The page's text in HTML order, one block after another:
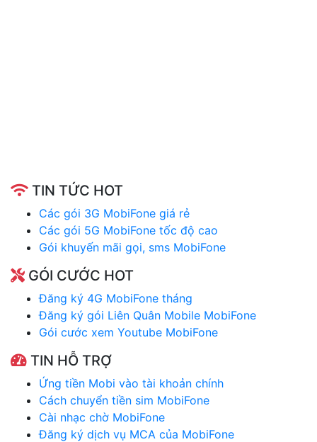
TIN TỨC HOT
Các gói 3G MobiFone giá rẻ
Các gói 5G MobiFone tốc độ cao
Gói khuyến mãi gọi, sms MobiFone
GÓI CƯỚC HOT
Đăng ký 4G MobiFone tháng
Đăng ký gói Liên Quân Mobile MobiFone
Gói cước xem Youtube MobiFone
TIN HỖ TRỢ
Ứng tiền Mobi vào tài khoản chính
Cách chuyển tiền sim MobiFone
Cài nhạc chờ MobiFone
Đăng ký dịch vụ MCA của MobiFone